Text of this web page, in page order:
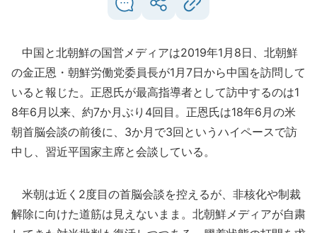
中国と北朝鮮の国営メディアは2019年1月8日、北朝鮮
の金正恩・朝鮮労働党委員長が1月7日から中国を訪問して
いると報じた。正恩氏が最高指導者として訪中するのは1
8年6月以来、約7か月ぶり4回目。正恩氏は18年6月の米
朝首脳会談の前後に、3か月で3回というハイペースで訪
中し、習近平国家主席と会談している。
米朝は近く2度目の首脳会談を控えるが、非核化や制裁
解除に向けた道筋は見えないまま。北朝鮮メディアが自粛